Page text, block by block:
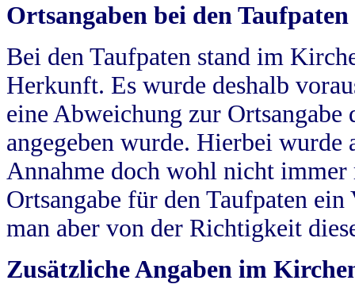
Ortsangaben bei den Taufpaten
Bei den Taufpaten stand im
Herkunft. Es wurde deshalb
eine Abweichung zur
angegeben wurde. Hierbei wurde
Annahme doch wohl nicht
Ortsangabe für den Taufpaten
man aber von der Richtigkeit
Zusätzliche Angaben im